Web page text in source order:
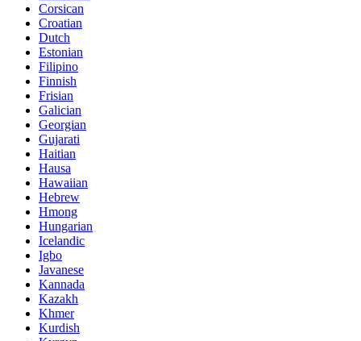
Corsican
Croatian
Dutch
Estonian
Filipino
Finnish
Frisian
Galician
Georgian
Gujarati
Haitian
Hausa
Hawaiian
Hebrew
Hmong
Hungarian
Icelandic
Igbo
Javanese
Kannada
Kazakh
Khmer
Kurdish